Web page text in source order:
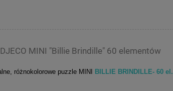
MINI "Billie Brindille" 60 elementów
różnokolorowe puzzle MINI BILLIE BRINDILLE- 60 el.